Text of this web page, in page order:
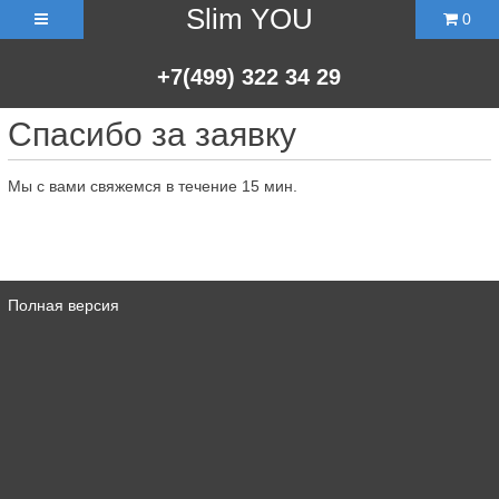
Slim YOU
+7(499) 322 34 29
0
Спасибо за заявку
Мы с вами свяжемся в течение 15 мин.
Полная версия